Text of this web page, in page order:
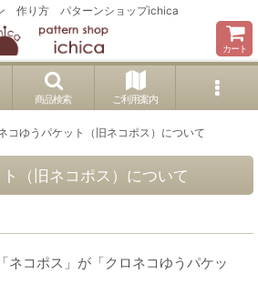
作り方 パターンショップichica
カート
商品検索 ご利用案内
コゆうパケット（旧ネコポス）について
（旧ネコポス）について
ネコポス」が「クロネコゆうパケッ